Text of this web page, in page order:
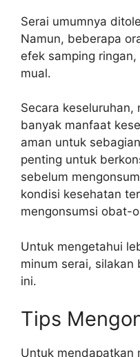
Serai umumnya
Namun, beberapa
efek samping
mual.
Secara keseluruhan,
banyak manfaat
aman untuk
penting untuk
sebelum
kondisi kesehatan
mengonsumsi obat-
Untuk mengetahui
minum serai,
ini.
Tips
Untuk mendapatkan